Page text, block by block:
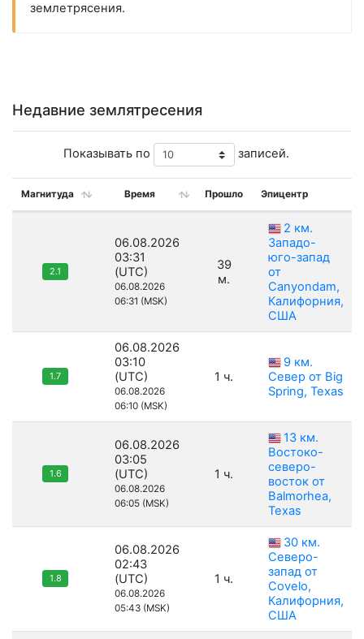
землетрясения.
Недавние землятресения
Показывать по записей.
Магнитуда Время Прошло Эпицентр
2.1
06.08.2026
03:31
(UTC)
06.08.2026
06:31 (MSK)
39
м.
2 км.
Западо-
юго-запад
от
Canyondam,
Калифорния,
США
1.7
06.08.2026
03:10
(UTC)
06.08.2026
06:10 (MSK)
1 ч.
9 км.
Север от Big
Spring, Texas
1.6
06.08.2026
03:05
(UTC)
06.08.2026
06:05 (MSK)
1 ч.
13 км.
Востоко-
северо-
восток от
Balmorhea,
Texas
1.8
06.08.2026
02:43
(UTC)
06.08.2026
05:43 (MSK)
1 ч.
30 км.
Северо-
запад от
Covelo,
Калифорния,
США